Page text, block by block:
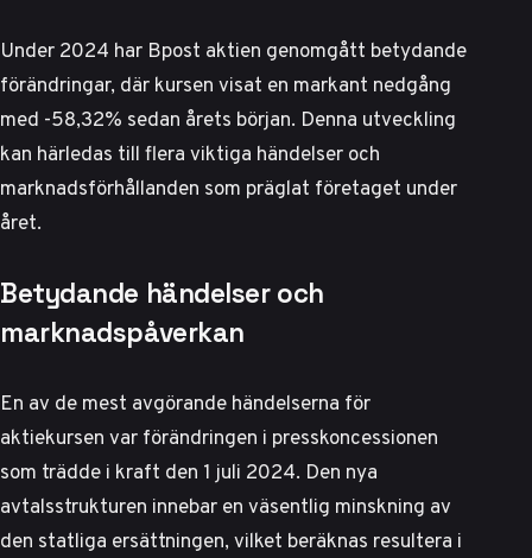
Under 2024 har Bpost aktien genomgått betydande
förändringar, där kursen visat en markant nedgång
med -58,32% sedan årets början. Denna utveckling
kan härledas till flera viktiga händelser och
marknadsförhållanden som präglat företaget under
året.
Betydande händelser och
marknadspåverkan
En av de mest avgörande händelserna för
aktiekursen var förändringen i presskoncessionen
som trädde i kraft den 1 juli 2024. Den nya
avtalsstrukturen innebar en väsentlig minskning av
den statliga ersättningen, vilket beräknas resultera i